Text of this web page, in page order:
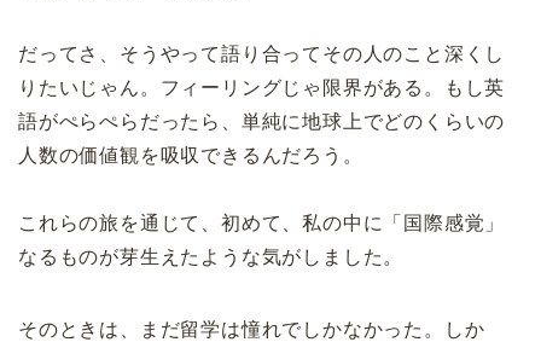
だってさ、そうやって語り合ってその人のこと深くし
りたいじゃん。フィーリングじゃ限界がある。もし英
語がぺらぺらだったら、単純に地球上でどのくらいの
人数の価値観を吸収できるんだろう。
これらの旅を通じて、初めて、私の中に「国際感覚」
なるものが芽生えたような気がしました。
そのときは、まだ留学は憧れでしかなかった。しか